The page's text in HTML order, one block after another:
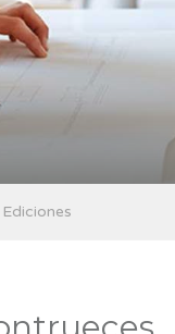
Ediciones